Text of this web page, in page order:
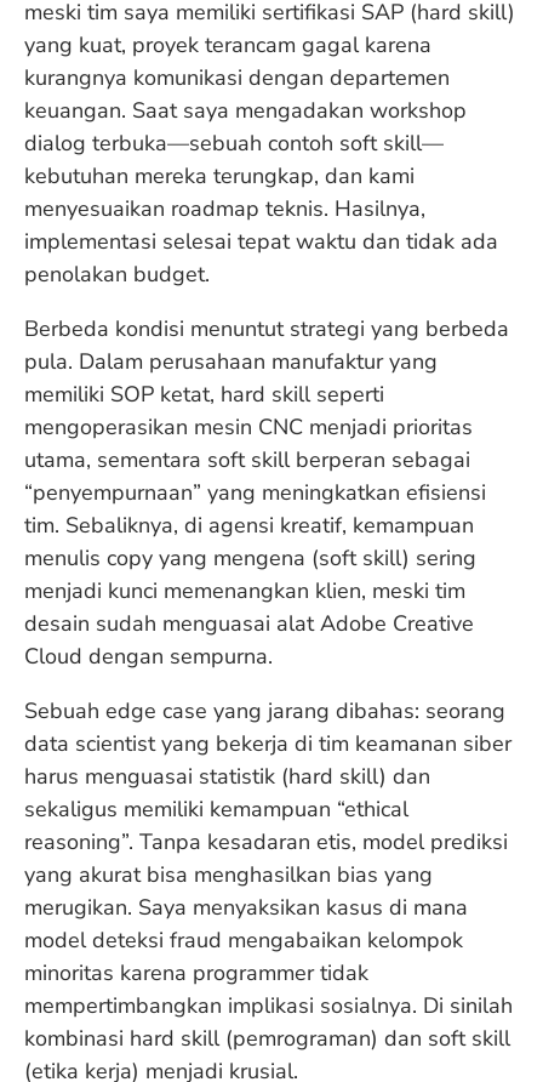
meski tim saya memiliki sertifikasi SAP (hard skill)
yang kuat, proyek terancam gagal karena
kurangnya komunikasi dengan departemen
keuangan. Saat saya mengadakan workshop
dialog terbuka—sebuah contoh soft skill—
kebutuhan mereka terungkap, dan kami
menyesuaikan roadmap teknis. Hasilnya,
implementasi selesai tepat waktu dan tidak ada
penolakan budget.
Berbeda kondisi menuntut strategi yang berbeda
pula. Dalam perusahaan manufaktur yang
memiliki SOP ketat, hard skill seperti
mengoperasikan mesin CNC menjadi prioritas
utama, sementara soft skill berperan sebagai
“penyempurnaan” yang meningkatkan efisiensi
tim. Sebaliknya, di agensi kreatif, kemampuan
menulis copy yang mengena (soft skill) sering
menjadi kunci memenangkan klien, meski tim
desain sudah menguasai alat Adobe Creative
Cloud dengan sempurna.
Sebuah edge case yang jarang dibahas: seorang
data scientist yang bekerja di tim keamanan siber
harus menguasai statistik (hard skill) dan
sekaligus memiliki kemampuan “ethical
reasoning”. Tanpa kesadaran etis, model prediksi
yang akurat bisa menghasilkan bias yang
merugikan. Saya menyaksikan kasus di mana
model deteksi fraud mengabaikan kelompok
minoritas karena programmer tidak
mempertimbangkan implikasi sosialnya. Di sinilah
kombinasi hard skill (pemrograman) dan soft skill
(etika kerja) menjadi krusial.